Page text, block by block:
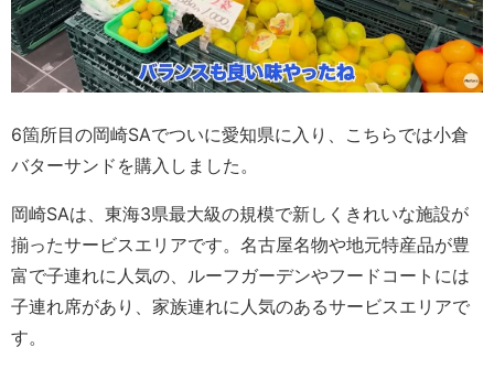
6箇所目の岡崎SAでついに愛知県に入り、こちらでは小倉
バターサンドを購入しました。
岡崎SAは、東海3県最大級の規模で新しくきれいな施設が
揃ったサービスエリアです。名古屋名物や地元特産品が豊
富で子連れに人気の、ルーフガーデンやフードコートには
子連れ席があり、家族連れに人気のあるサービスエリアで
す。